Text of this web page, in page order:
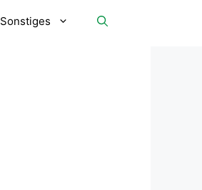
Sonstiges